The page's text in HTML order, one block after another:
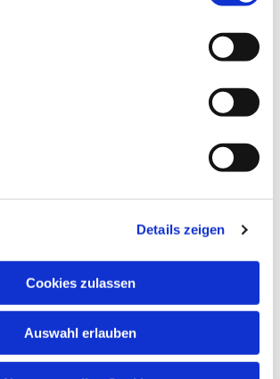
Details zeigen
Cookies zulassen
Auswahl erlauben